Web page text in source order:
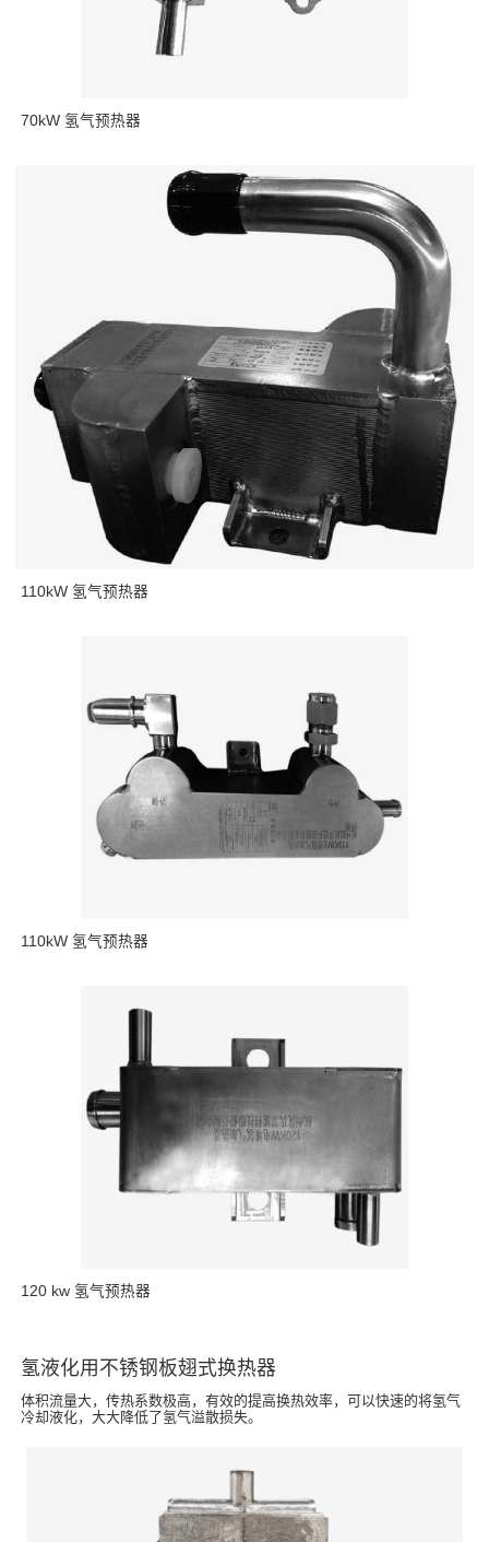
70kW 氢气预热器
110kW 氢气预热器
110kW 氢气预热器
120 kw 氢气预热器
氢液化用不锈钢板翅式换热器
体积流量大，传热系数极高，有效的提高换热效率，可以快速的将氢气
冷却液化，大大降低了氢气溢散损失。